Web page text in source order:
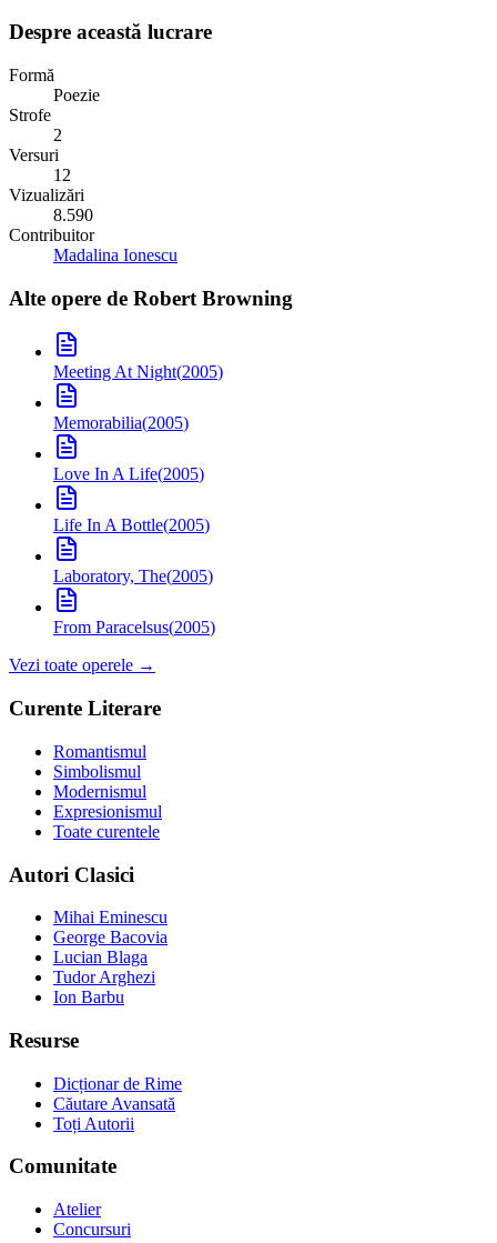
Despre această lucrare
Formă
Poezie
Strofe
2
Versuri
12
Vizualizări
8.590
Contribuitor
Madalina Ionescu
Alte opere de Robert Browning
Meeting At Night(2005)
Memorabilia(2005)
Love In A Life(2005)
Life In A Bottle(2005)
Laboratory, The(2005)
From Paracelsus(2005)
Vezi toate operele →
Curente Literare
Romantismul
Simbolismul
Modernismul
Expresionismul
Toate curentele
Autori Clasici
Mihai Eminescu
George Bacovia
Lucian Blaga
Tudor Arghezi
Ion Barbu
Resurse
Dicționar de Rime
Căutare Avansată
Toți Autorii
Comunitate
Atelier
Concursuri